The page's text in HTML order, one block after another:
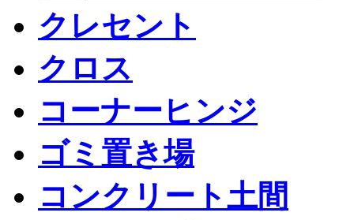
クレセント
クロス
コーナーヒンジ
ゴミ置き場
コンクリート土間